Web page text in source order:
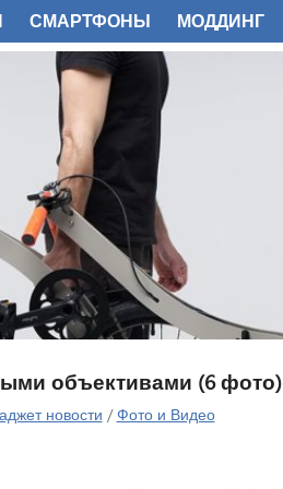
объективами (6 фото)
новости /Фото и Видео
СМАРТФОНЫ МОДДИНГ
ФОТО